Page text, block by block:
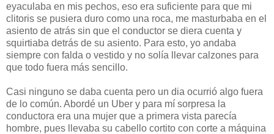
eyaculaba en mis pechos, eso era suficiente para que mi
clitoris se pusiera duro como una roca, me masturbaba en el
asiento de atrás sin que el conductor se diera cuenta y
squirtiaba detrás de su asiento. Para esto, yo andaba
siempre con falda o vestido y no solía llevar calzones para
que todo fuera más sencillo.
Casi ninguno se daba cuenta pero un dia ocurrió algo fuera
de lo común. Abordé un Uber y para mí sorpresa la
conductora era una mujer que a primera vista parecía
hombre, pues llevaba su cabello cortito con corte a máquina